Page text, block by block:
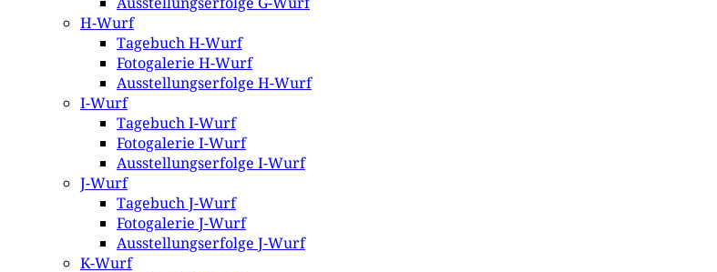
H-Wurf
Tagebuch H-Wurf
Fotogalerie H-Wurf
Ausstellungserfolge H-Wurf
I-Wurf
Tagebuch I-Wurf
Fotogalerie I-Wurf
Ausstellungserfolge I-Wurf
J-Wurf
Tagebuch J-Wurf
Fotogalerie J-Wurf
Ausstellungserfolge J-Wurf
K-Wurf